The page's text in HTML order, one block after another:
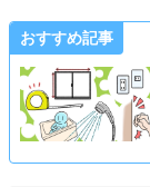
おすすめ記事